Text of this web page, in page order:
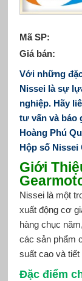
Mã SP:
Giá bán:
Với những
Nissei là sự
nghiệp.Hãy
tư vấn và báo
Hoàng Phú
Hộp số
Giới
Nissei là một
xuất động cơ
hàng chục
các sản phẩm
suất cao và
Đặc điểm